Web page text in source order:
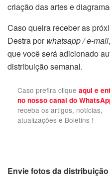
criação das artes e
Caso queira receber as
Destra porwhatsapp / e-mail,
que você será adicionado
distribuição semanal.
Caso prefira clique aqui e
no nosso canal do
receba os artigos, notícias,
atualizações e Boletins !
Envie fotos da